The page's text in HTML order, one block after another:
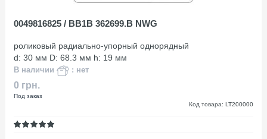
0049816825 / BB1B 362699.B NWG
роликовый радиально-упорный однорядный
d: 30 мм D: 68.3 мм h: 19 мм
В наличии : нет
0 грн.
Под заказ
Код товара: LT200000